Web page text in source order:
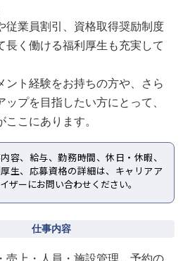
従業員割引、資格取得奨励制度
長く働ける福利厚生も充実して
ント経験をお持ちの方や、さら
ップを目指したい方にとって、
こにあります。
容、給与、勤務時間、休日・休暇、
生、応募資格の詳細は、キャリアア
イザーにお問い合わせください。
仕事内容